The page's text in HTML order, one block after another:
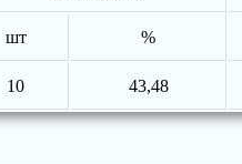
шт %
10 43,48